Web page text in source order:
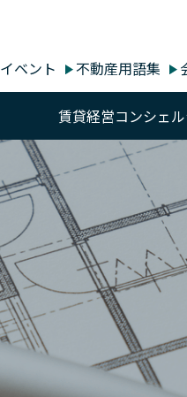
イベント 不動産用語集
賃貸経営コンシェ